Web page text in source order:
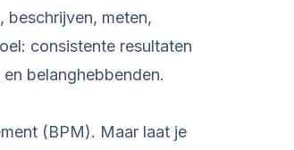
beschrijven, meten,
consistente resultaten
belanghebbenden.
(BPM). Maar laat je